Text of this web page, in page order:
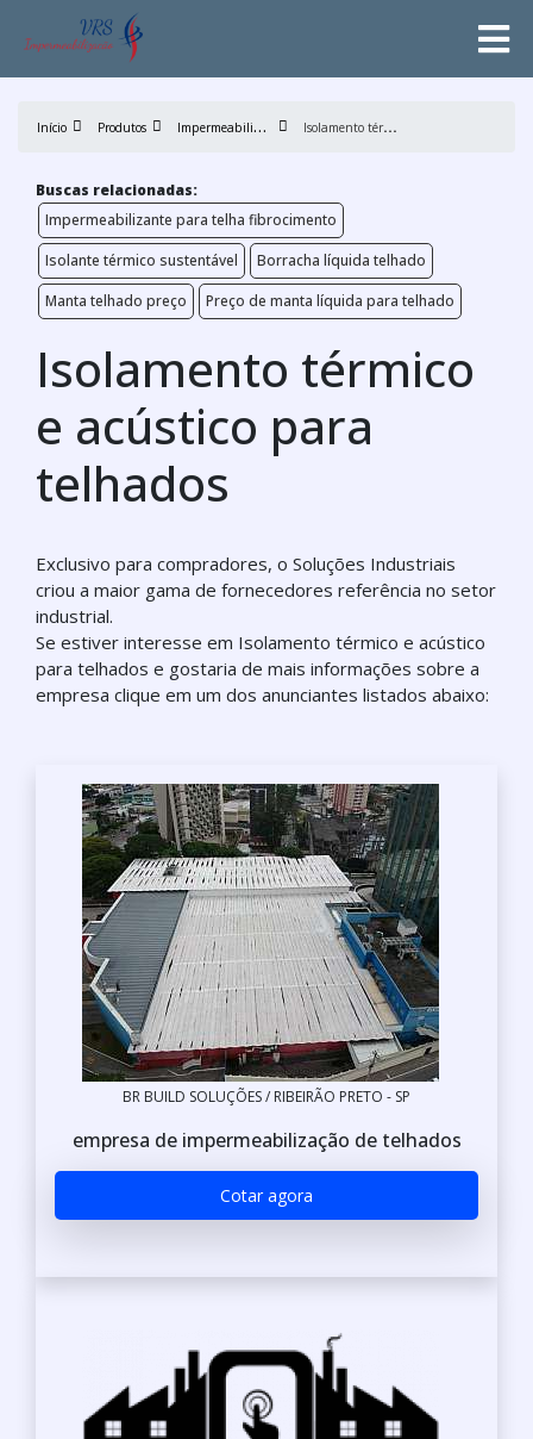
Início Produtos I
mpermeabilizantes de Telhados I
solamento térmico e acústico para telhados
Buscas relacionadas:
Impermeabilizante para telha fibrocimento
Isolante térmico sustentável
Borracha líquida telhado
Manta telhado preço
Preço de manta líquida para telhado
Isolamento térmico
e acústico para
telhados
Exclusivo para compradores, o Soluções Industriais
criou a maior gama de fornecedores referência no setor
industrial.
Se estiver interesse em Isolamento térmico e acústico
para telhados e gostaria de mais informações sobre a
empresa clique em um dos anunciantes listados abaixo:
BR BUILD SOLUÇÕES / RIBEIRÃO PRETO - SP
empresa de impermeabilização de telhados
Cotar agora